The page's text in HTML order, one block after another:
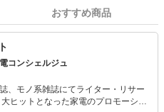
おすすめ商品
コンシェルジュ
、モノ系雑誌にてライター・リサー
ヒットとなった家電のプロモーショ